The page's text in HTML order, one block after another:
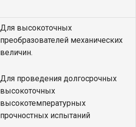
Для высокоточных
преобразователей механических
величин.
Для проведения долгосрочных
высокоточных
высокотемпературных
прочностных испытаний